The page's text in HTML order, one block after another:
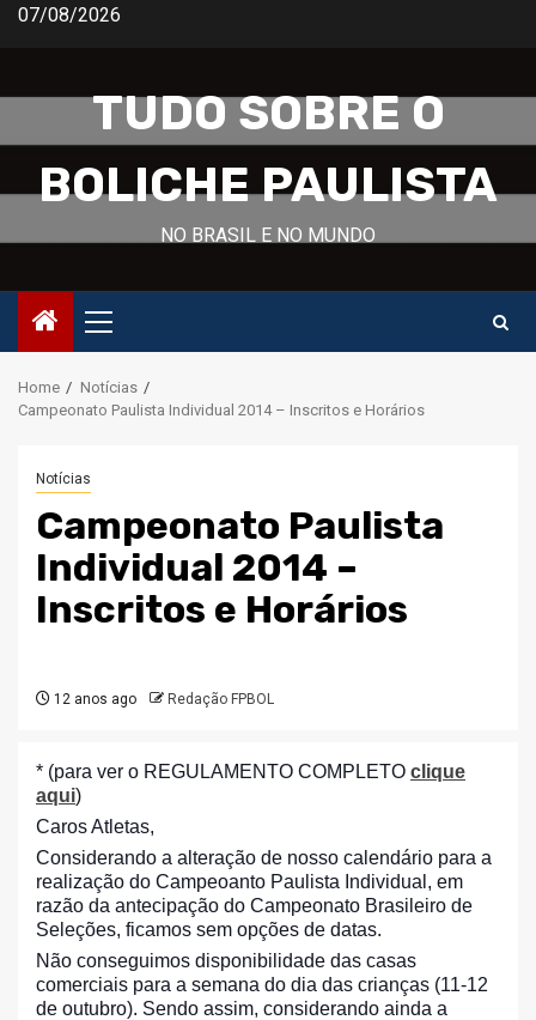
Skip07/08/2026
TUDO SOBRE O
BOLICHE PAULISTA
NO BRASIL E NO MUNDO
Primary
Menu
Home
Notícias
Campeonato Paulista Individual 2014 – Inscritos e Horários
Notícias
Campeonato Paulista
Individual 2014 –
Inscritos e Horários
12 anos ago Redação FPBOL
* (para ver o REGULAMENTO COMPLETO clique
aqui)
Caros Atletas,
Considerando a alteração de nosso calendário para a
realização do Campeoanto Paulista Individual, em
razão da antecipação do Campeonato Brasileiro de
Seleções, ficamos sem opções de datas.
Não conseguimos disponibilidade das casas
comerciais para a semana do dia das crianças (11-12
de outubro). Sendo assim, considerando ainda a